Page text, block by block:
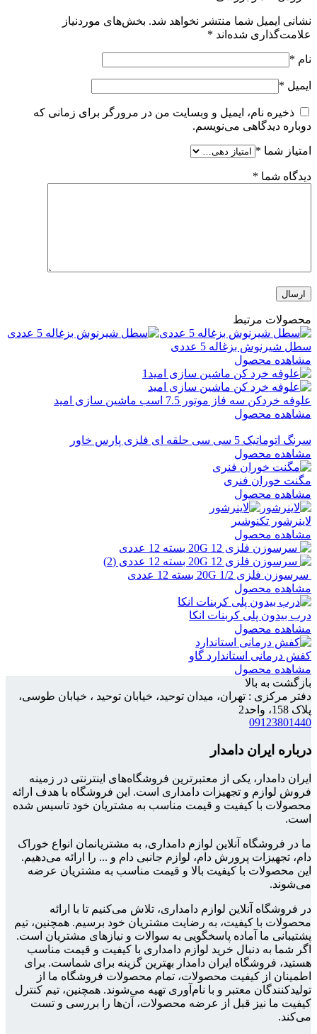
نشانی ایمیل شما منتشر نخواهد شد. بخش‌های موردنیاز
علامت‌گذاری شده‌اند *
نام *
ایمیل *
ذخیره نام، ایمیل و وبسایت من در مرورگر برای زمانی که
دوباره دیدگاهی می‌نویسم.
امتیاز شما *
دیدگاه شما *
محصولات مرتبط
سطل شیرنوش بزغاله 5 عددی
مشاهده محصول
علوفه خردکن سه فاز موتور 7.5 اسب ماشین سازی امید
مشاهده محصول
سرنگ اتوماتیک 5 سی سی حلقه ای فلزی پارس خاور
مشاهده محصول
مگنت خوران فنری
مشاهده محصول
لاینرشور تکنوشیر
مشاهده محصول
سرسوزن فلزی 1/2 20G بسته 12 عددی
مشاهده محصول
درب بیدون پلی کربنات انکا
مشاهده محصول
کفش درمانی استاندارد گاو
مشاهده محصول
بازگشت به بالا
دفتر مرکزی : تهران، میدان توحید، خیابان توحید ، خیابان طوسی،
پلاک 158، واحد2
09123801440
درباره ایران دامدار
ایران دامدار، یکی از معتبرترین فروشگاه‌های اینترنتی در زمینه
فروش لوازم و تجهیزات دامداری است. این فروشگاه با هدف ارائه
محصولات با کیفیت و قیمت مناسب به مشتریان خود تاسیس شده
است.
ما در فروشگاه آنلاین لوازم دامداری، به مشتریانمان انواع خوراک
دام، تجهیزات پرورش دام، لوازم جانبی دام و ... را ارائه می‌دهیم.
این محصولات با کیفیت بالا و قیمت مناسب به مشتریان عرضه
می‌شوند.
در فروشگاه آنلاین لوازم دامداری، تلاش می‌کنیم تا با ارائه
محصولات با کیفیت، به رضایت مشتریان خود برسیم. همچنین، تیم
پشتیبانی ما آماده پاسخگویی به سوالات و نیازهای مشتریان است.
اگر شما به دنبال خرید لوازم دامداری با کیفیت و قیمت مناسب
هستید، فروشگاه ایران دامدار بهترین گزینه برای شماست. برای
اطمینان از کیفیت محصولات، تمام محصولات فروشگاه ما از
تولیدکنندگان معتبر و با نام‌آوری تهیه می‌شوند. همچنین، تیم کنترل
کیفیت ما نیز قبل از عرضه محصولات، آن‌ها را بررسی و تست
می‌کند.